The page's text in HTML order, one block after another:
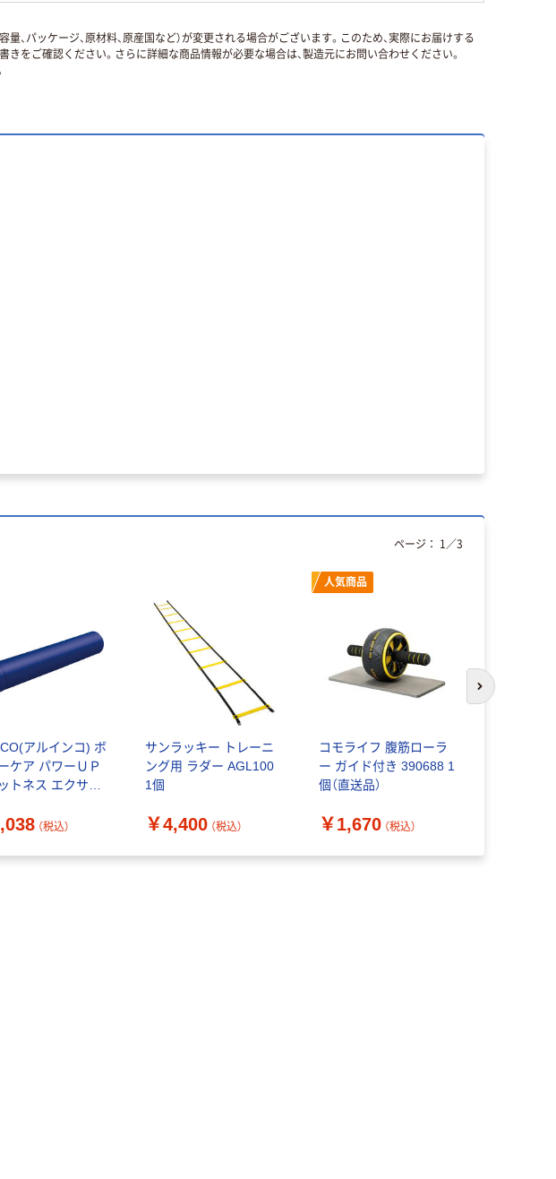
、パッケージ、原材料、原産国など）が変更される場合がございます。このため、実際にお届けする
をご確認ください。さらに詳細な商品情報が必要な場合は、製造元にお問い合わせください。
アルインコ) ボ
ケア パワーＵＰ
トネス エクササ
1個（直送品）
（税込）
サンラッキー トレーニ
ング用 ラダー AGL100
1個
￥4,400 （税込）
人気商品
コモライフ 腹筋ローラ
ー ガイド付き 390688 1
個（直送品）
￥1,670 （税込）
ページ： 1 ／3
次のスライド